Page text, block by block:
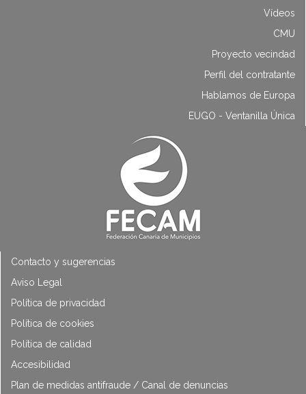
Vídeos
CMU
Proyecto vecindad
Perfil del contratante
Hablamos de Europa
EUGO - Ventanilla Única
Contacto y sugerencias
Aviso Legal
Política de privacidad
Política de cookies
Política de calidad
Accesibilidad
Plan de medidas antifraude / Canal de denuncias